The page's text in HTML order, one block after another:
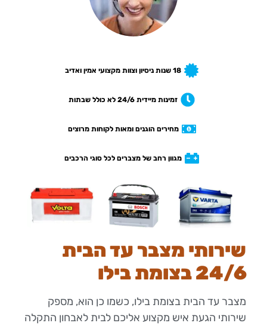
18 שנות ניסיון וצוות מקצועי אמין ואדיב
זמינות מיידית 24/6 לא כולל שבתות
מחירים הוגנים ומאות לקוחות מרוצים
מגוון רחב של מצברים לכל סוגי הרכבים
שירותי מצבר עד הבית
24/6 בצומת בילו
מצבר עד הבית בצומת בילו, כשמו כן הוא, מספק
שירותי הגעת איש מקצוע אליכם לבית לאבחון התקלה